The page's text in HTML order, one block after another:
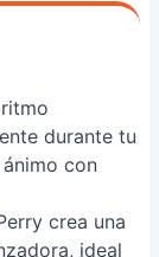
durante tu
con
crea una
ideal